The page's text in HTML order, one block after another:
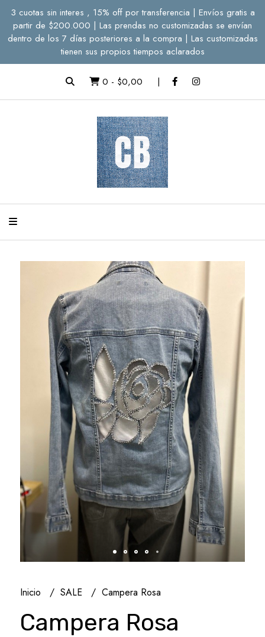
3 cuotas sin interes , 15% off por transferencia | Envíos gratis a
partir de $200.000 | Las prendas no customizadas se envían
dentro de los 7 días posteriores a la compra | Las customizadas
tienen sus propios tiempos aclarados
0 - $0,00
Inicio SALE Campera Rosa
Campera Rosa